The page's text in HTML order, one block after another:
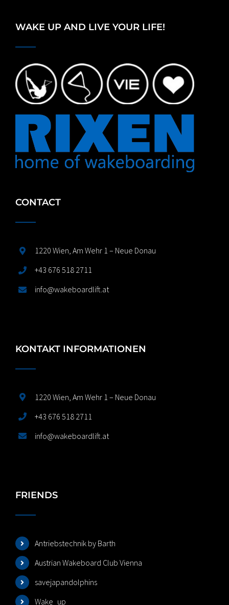
WAKE UP AND LIVE YOUR LIFE!
CONTACT
1220 Wien, Am Wehr 1 – Neue Donau
+43 676 518 2711
info@wakeboardlift.at
KONTAKT INFORMATIONEN
1220 Wien, Am Wehr 1 – Neue Donau
+43 676 518 2711
info@wakeboardlift.at
FRIENDS
Antriebstechnik by Barth
Austrian Wakeboard Club Vienna
savejapandolphins
Wake_up